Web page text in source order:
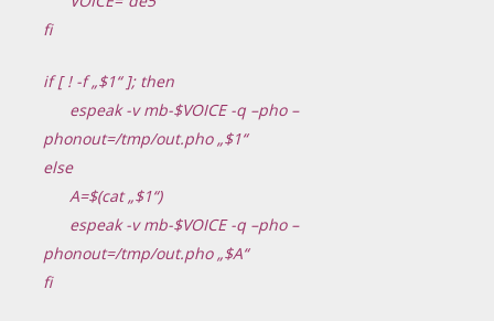
fi
if [ ! -f „$1“ ]; then
espeak -v mb-$VOICE -q –pho –
phonout=/tmp/out.pho „$1“
else
A=$(cat „$1“)
espeak -v mb-$VOICE -q –pho –
phonout=/tmp/out.pho „$A“
fi